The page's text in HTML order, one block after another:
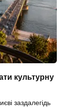
культурну
заздалегідь